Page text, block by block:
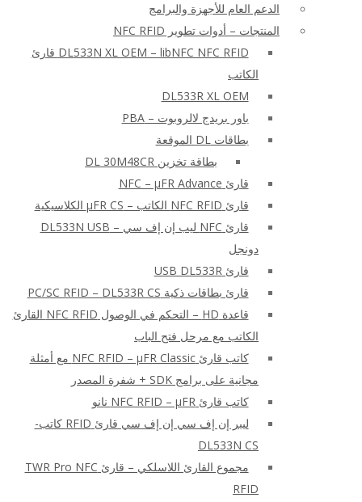
الدعم العام للأجهزة والبرامج
المنتجات – أدوات تطوير NFC RFID
DL533N XL OEM – libNFC NFC RFID قارئ
DL533R XL OEM
باور بريدج لالروبوت – PBA
بطاقات DL الموقعة
بطاقة تخزين DL 30M48CR
قارئ NFC – μFR Advance
قارئ NFC RFID الكاتب – μFR CS الكلاسيكية
قارئ NFC ليب إن إف سي – DL533N USB
قارئ USB DL533R
قارئ بطاقات ذكية PC/SC RFID – DL533R CS
قاعدة HD – التحكم في الوصول NFC RFID القارئ
الكاتب مع مرحل فتح الباب
كاتب قارئ NFC RFID – μFR Classic مع أمثلة
مجانية على برامج SDK + شفرة المصدر
كاتب قارئ NFC RFID – μFR نانو
ليبر إن إف سي إن إف سي قارئ RFID كاتب-
DL533N CS
مجموع القارئ اللاسلكي – قارئ TWR Pro NFC